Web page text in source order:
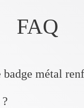
FAQ
métal